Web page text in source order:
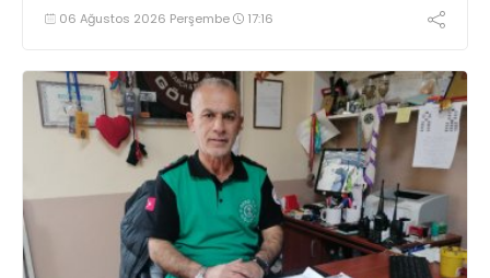
06 Ağustos 2026 Perşembe 17:16